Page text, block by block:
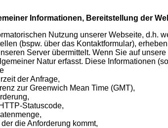
Informationen, Bereitstellung der
Nutzung unserer Webseite, d.h.
(bspw. über das Kontaktformular),
Server übermittelt. Wenn Sie auf
Natur erfasst. Diese Informationen
der Anfrage,
zur Greenwich Mean Time (GMT),
Statuscode,
die Anforderung kommt,